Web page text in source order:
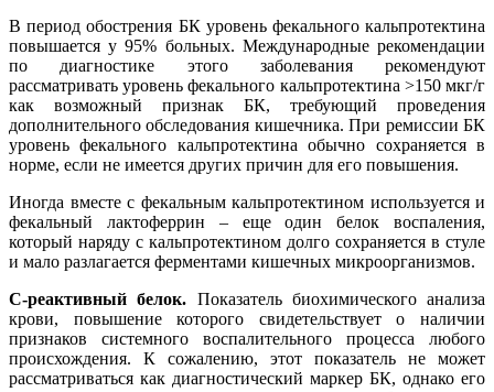
В период обострения БК уровень фекального кальпротектина
повышается у 95% больных. Международные рекомендации
по диагностике этого заболевания рекомендуют
рассматривать уровень фекального кальпротектина >150 мкг/г
как возможный признак БК, требующий проведения
дополнительного обследования кишечника. При ремиссии БК
уровень фекального кальпротектина обычно сохраняется в
норме, если не имеется других причин для его повышения.
Иногда вместе с фекальным кальпротектином используется и
фекальный лактоферрин – еще один белок воспаления,
который наряду с кальпротектином долго сохраняется в стуле
и мало разлагается ферментами кишечных микроорганизмов.
С-реактивный белок. Показатель биохимического анализа
крови, повышение которого свидетельствует о наличии
признаков системного воспалительного процесса любого
происхождения. К сожалению, этот показатель не может
рассматриваться как диагностический маркер БК, однако его